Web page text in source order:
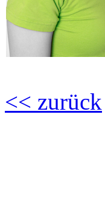
<< zurück